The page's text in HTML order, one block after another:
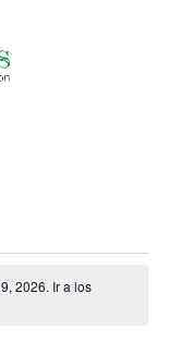
2026. Ir a los